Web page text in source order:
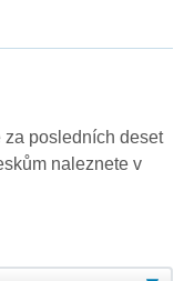
za posledních deset
naleznete v